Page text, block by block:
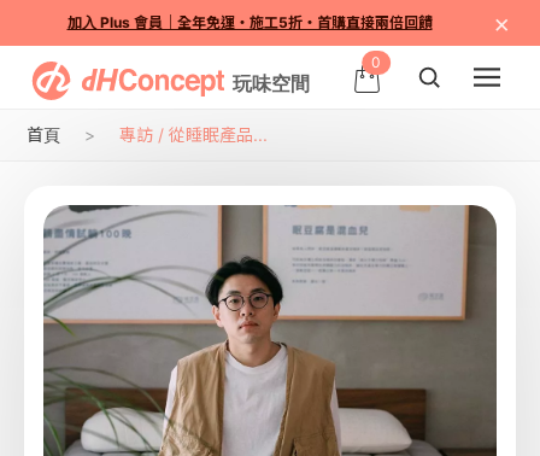
加入 Plus 會員｜全年免運・施工5折・首購直接兩倍回饋 ×
0
首頁 專訪 / 從睡眠產品...